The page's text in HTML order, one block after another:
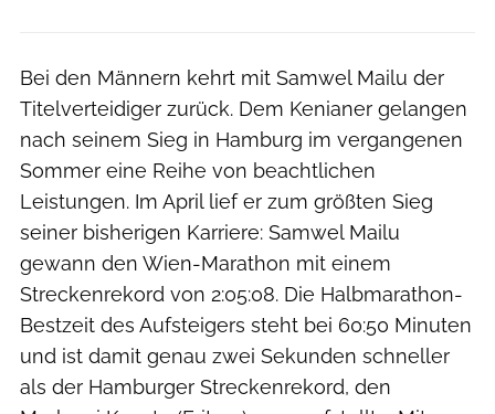
Bei den Männern kehrt mit Samwel Mailu der
Titelverteidiger zurück. Dem Kenianer gelangen
nach seinem Sieg in Hamburg im vergangenen
Sommer eine Reihe von beachtlichen
Leistungen. Im April lief er zum größten Sieg
seiner bisherigen Karriere: Samwel Mailu
gewann den Wien-Marathon mit einem
Streckenrekord von 2:05:08. Die Halbmarathon-
Bestzeit des Aufsteigers steht bei 60:50 Minuten
und ist damit genau zwei Sekunden schneller
als der Hamburger Streckenrekord, den